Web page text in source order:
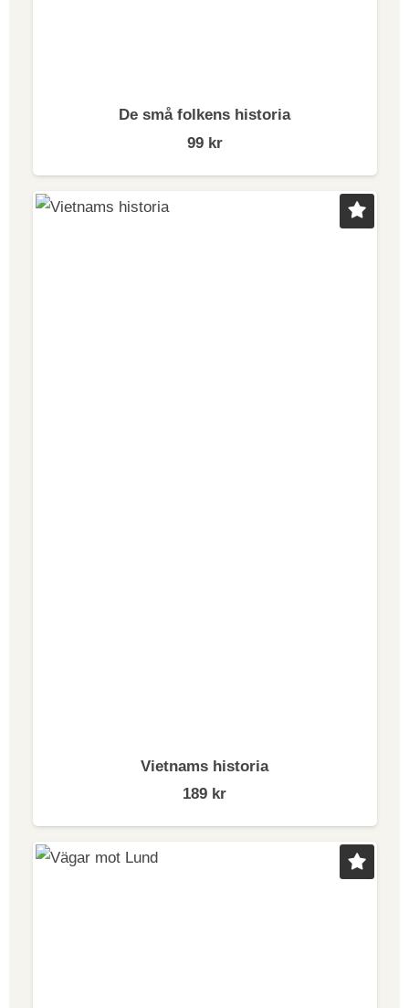
De små folkens historia
99 kr
Vietnams historia
189 kr